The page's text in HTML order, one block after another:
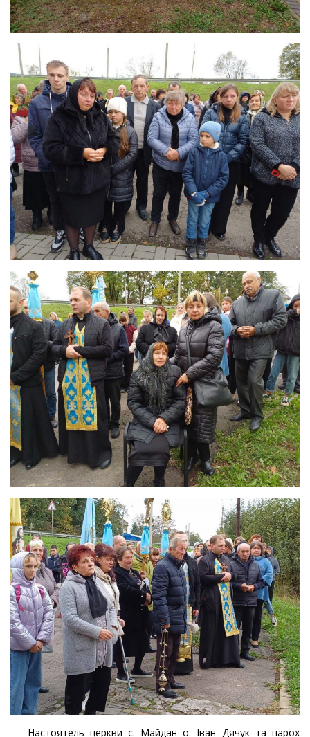
Настоятель церкви с. Майдан о. Іван Дячук та парох